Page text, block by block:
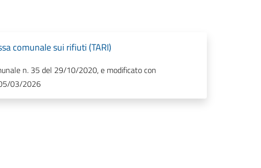
comunale sui rifiuti (TARI)
n. 35 del 29/10/2020, e modificato con
03/2026